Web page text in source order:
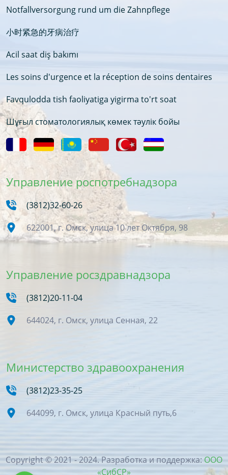
Notfallversorgung rund um die Zahnpflege
小时紧急的牙病治疗
Acil saat diş bakımı
Les soins d'urgence et la réception de soins dentaires
Favqulodda tish faoliyatiga yigirma to'rt soat
Шұғыл стоматологиялық көмек тәулік бойы
Управление роспотребнадзора
(3812)32-60-26
622001, г. Омск, улица 10 лет Октября, 98
Управление росздравнадзора
(3812)20-11-04
644024, г. Омск, улица Сенная, 22
Министерство здравоохранения
(3812)23-35-25
644099, г. Омск, улица Красный путь,6
Copyright © 2021 - 2024. Разработка и поддержка: ООО
«СибСР»